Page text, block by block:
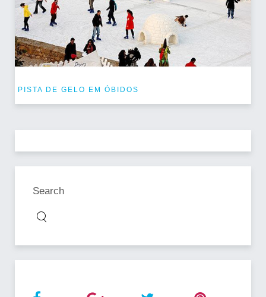
PISTA DE GELO EM ÓBIDOS
Search